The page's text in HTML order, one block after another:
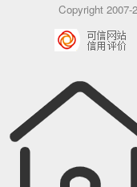
Copyright 2007-